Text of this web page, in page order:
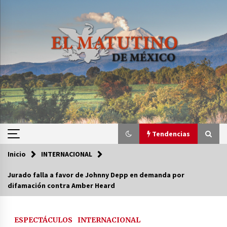
Tendencias
Tendencias
Inicio INTERNACIONAL
Jurado falla a favor de Johnny Depp en demanda por
difamación contra Amber Heard
ESPECTÁCULOS INTERNACIONAL